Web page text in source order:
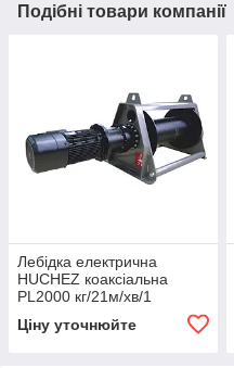
Подібні товари компанії
Лебідка електрична
HUCHEZ коаксіальна
PL2000 кг/21м/хв/1
Ціну уточнюйте